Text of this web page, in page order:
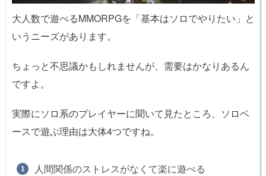
大人数で遊べるMMORPGを「基本はソロでやりたい」と
いうニーズがあります。
ちょっと不思議かもしれませんが、需要はかなりあるん
ですよ。
実際にソロ系のプレイヤーに聞いて見たところ、ソロベ
ースで遊ぶ理由は大体4つですね。
人間関係のストレスがなくて楽に遊べる